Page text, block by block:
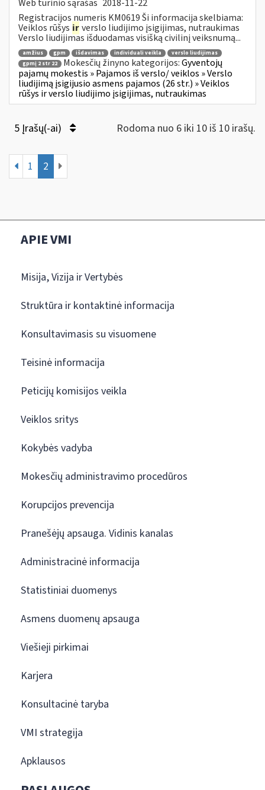
Web turinio sąrašas 2018-11-22
Registracijos numeris KM0619 Ši informacija skelbiama:
Veiklos rūšys irverslo liudijimo įsigijimas, nutraukimas
Verslo liudijimas išduodamas visišką civilinį veiksnumą...
amžius gpm išdavimas individuali veikla
verslo liudijimas
gpmį 2 str 22
Mokesčių žinyno kategorijos:Gyventojų
pajamų mokestis » Pajamos iš verslo/ veiklos » Verslo
liudijimą įsigijusio asmens pajamos (26 str.) » Veiklos
rūšys ir verslo liudijimo įsigijimas, nutraukimas
5 Įrašų(-ai) Rodoma nuo 6 iki 10 iš 10 irašų.
1 2
APIE VMI
Misija, Vizija ir Vertybės
Struktūra ir kontaktinė informacija
Konsultavimasis su visuomene
Teisinė informacija
Peticijų komisijos veikla
Veiklos sritys
Kokybės vadyba
Mokesčių administravimo procedūros
Korupcijos prevencija
Pranešėjų apsauga. Vidinis kanalas
Administracinė informacija
Statistiniai duomenys
Asmens duomenų apsauga
Viešieji pirkimai
Karjera
Konsultacinė taryba
VMI strategija
Apklausos